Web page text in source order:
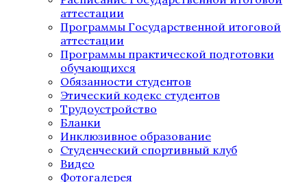
аттестации
Программы Государственной итоговой
аттестации
Программы практической подготовки
обучающихся
Обязанности студентов
Этический кодекс студентов
Трудоустройство
Бланки
Инклюзивное образование
Студенческий спортивный клуб
Видео
Фотогалерея